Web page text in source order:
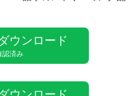
ウンロード
認済み